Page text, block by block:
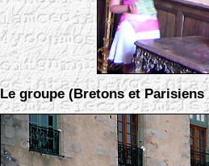
Le groupe (Bretons et Parisiens